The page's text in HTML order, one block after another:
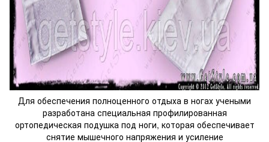
Для обеспечения полноценного отдыха в ногах учеными
разработана специальная профилированная
ортопедическая подушка под ноги, которая обеспечивает
снятие мышечного напряжения и усиление